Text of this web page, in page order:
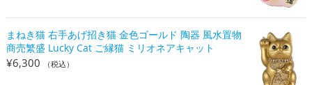
まねき猫 右手あげ招き猫 金色ゴールド 陶器 風水置物
商売繁盛 Lucky Cat ご縁猫 ミリオネアキャット
¥6,300 （税込）